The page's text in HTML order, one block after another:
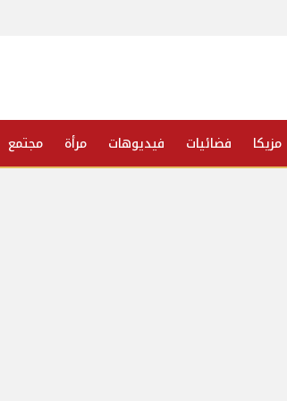
مزيكا فضائيات فيديوهات مرأة مجتمع